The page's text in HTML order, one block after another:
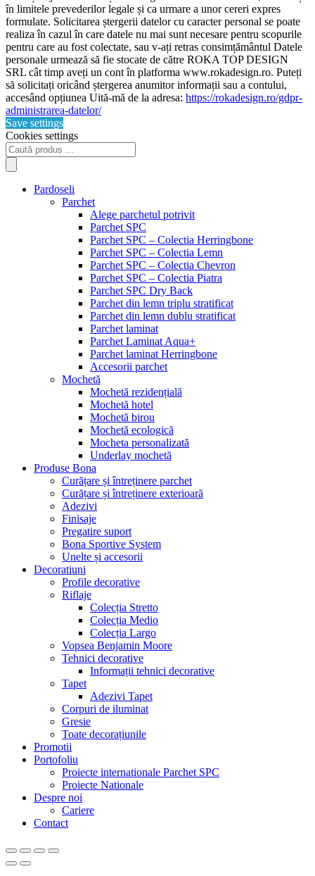
în limitele prevederilor legale și ca urmare a unor cereri expres
formulate. Solicitarea ștergerii datelor cu caracter personal se poate
realiza în cazul în care datele nu mai sunt necesare pentru scopurile
pentru care au fost colectate, sau v-ați retras consimțământul Datele
personale urmează să fie stocate de către ROKA TOP DESIGN
SRL cât timp aveți un cont în platforma www.rokadesign.ro. Puteți
să solicitați oricând ștergerea anumitor informații sau a contului,
accesând opțiunea Uită-mă de la adresa: https://rokadesign.ro/gdpr-
administrarea-datelor/
Save settings
Cookies settings
Products
search
Pardoseli
Parchet
Alege parchetul potrivit
Parchet SPC
Parchet SPC – Colectia Herringbone
Parchet SPC – Colectia Lemn
Parchet SPC – Colectia Chevron
Parchet SPC – Colectia Piatra
Parchet SPC Dry Back
Parchet din lemn triplu stratificat
Parchet din lemn dublu stratificat
Parchet laminat
Parchet Laminat Aqua+
Parchet laminat Herringbone
Accesorii parchet
Mochetă
Mochetă rezidențială
Mochetă hotel
Mochetă birou
Mochetă ecologică
Mocheta personalizată
Underlay mochetă
Produse Bona
Curățare și întreținere parchet
Curățare și întreținere exterioară
Adezivi
Finisaje
Pregatire suport
Bona Sportive System
Unelte și accesorii
Decoratiuni
Profile decorative
Riflaje
Colecția Stretto
Colecția Medio
Colecția Largo
Vopsea Benjamin Moore
Tehnici decorative
Informații tehnici decorative
Tapet
Adezivi Tapet
Corpuri de iluminat
Gresie
Toate decorațiunile
Promotii
Portofoliu
Proiecte internationale Parchet SPC
Proiecte Nationale
Despre noi
Cariere
Contact